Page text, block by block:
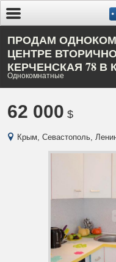
ПРОДАМ
ЦЕНТРЕ
КЕРЧЕНСКАЯ 78 В
Однокомнатные
62 000 $
Крым, Севастополь,